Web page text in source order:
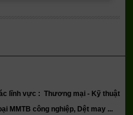
lĩnh vực : Thương mại - Kỹ thuật
MMTB công nghiệp, Dệt may ...